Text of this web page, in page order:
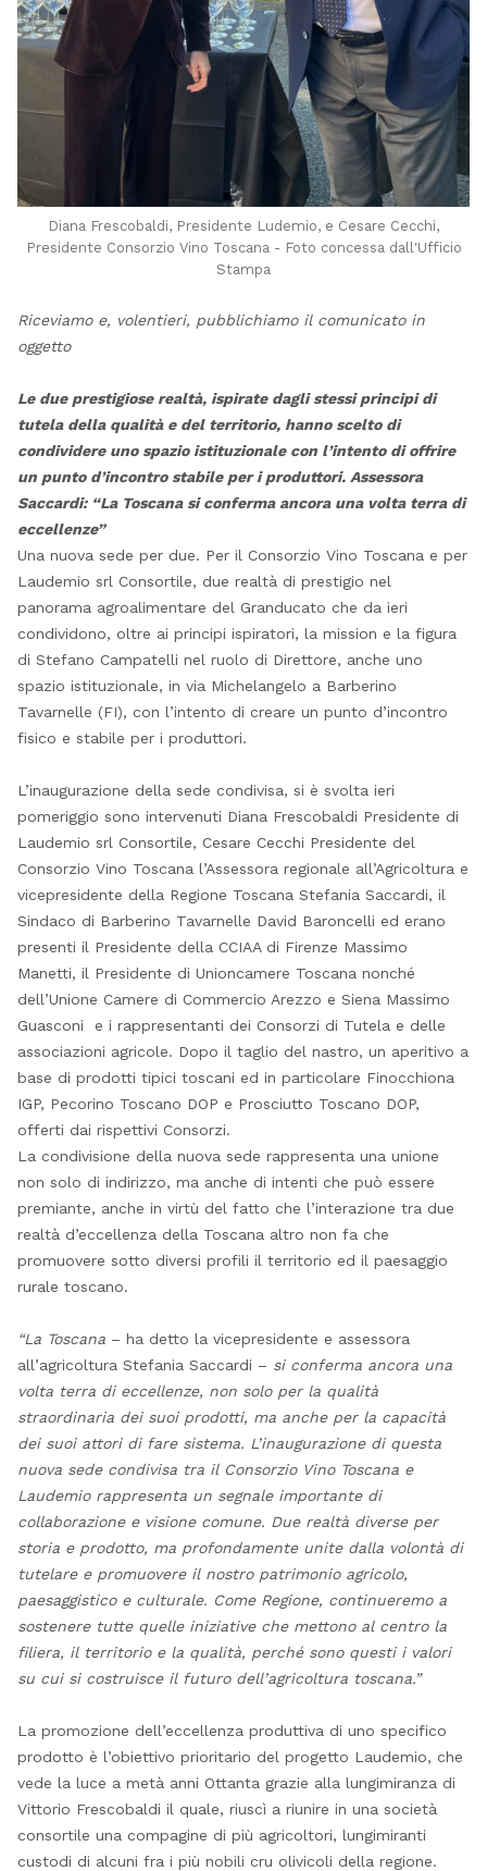
Diana Frescobaldi, Presidente Ludemio, e Cesare Cecchi,
Presidente Consorzio Vino Toscana - Foto concessa dall'Ufficio
Stampa
Riceviamo e, volentieri, pubblichiamo il comunicato in
oggetto
Le due prestigiose realtà, ispirate dagli stessi principi di
tutela della qualità e del territorio, hanno scelto di
condividere uno spazio istituzionale con l’intento di offrire
un punto d’incontro stabile per i produttori. Assessora
Saccardi: “La Toscana si conferma ancora una volta terra di
eccellenze”
Una nuova sede per due. Per il Consorzio Vino Toscana e per
Laudemio srl Consortile, due realtà di prestigio nel
panorama agroalimentare del Granducato che da ieri
condividono, oltre ai principi ispiratori, la mission e la figura
di Stefano Campatelli nel ruolo di Direttore, anche uno
spazio istituzionale, in via Michelangelo a Barberino
Tavarnelle (FI), con l’intento di creare un punto d’incontro
fisico e stabile per i produttori.
L’inaugurazione della sede condivisa, si è svolta ieri
pomeriggio sono intervenuti Diana Frescobaldi Presidente di
Laudemio srl Consortile, Cesare Cecchi Presidente del
Consorzio Vino Toscana l’Assessora regionale all’Agricoltura e
vicepresidente della Regione Toscana Stefania Saccardi, il
Sindaco di Barberino Tavarnelle David Baroncelli ed erano
presenti il Presidente della CCIAA di Firenze Massimo
Manetti, il Presidente di Unioncamere Toscana nonché
dell’Unione Camere di Commercio Arezzo e Siena Massimo
Guasconi e i rappresentanti dei Consorzi di Tutela e delle
associazioni agricole. Dopo il taglio del nastro, un aperitivo a
base di prodotti tipici toscani ed in particolare Finocchiona
IGP, Pecorino Toscano DOP e Prosciutto Toscano DOP,
offerti dai rispettivi Consorzi.
La condivisione della nuova sede rappresenta una unione
non solo di indirizzo, ma anche di intenti che può essere
premiante, anche in virtù del fatto che l’interazione tra due
realtà d’eccellenza della Toscana altro non fa che
promuovere sotto diversi profili il territorio ed il paesaggio
rurale toscano.
“La Toscana– ha detto la vicepresidente e assessora
all’agricoltura Stefania Saccardi – si conferma ancora una
volta terra di eccellenze, non solo per la qualità
straordinaria dei suoi prodotti, ma anche per la capacità
dei suoi attori di fare sistema. L’inaugurazione di questa
nuova sede condivisa tra il Consorzio Vino Toscana e
Laudemio rappresenta un segnale importante di
collaborazione e visione comune. Due realtà diverse per
storia e prodotto, ma profondamente unite dalla volontà di
tutelare e promuovere il nostro patrimonio agricolo,
paesaggistico e culturale. Come Regione, continueremo a
sostenere tutte quelle iniziative che mettono al centro la
filiera, il territorio e la qualità, perché sono questi i valori
su cui si costruisce il futuro dell’agricoltura toscana.”
La promozione dell’eccellenza produttiva di uno specifico
prodotto è l’obiettivo prioritario del progetto Laudemio, che
vede la luce a metà anni Ottanta grazie alla lungimiranza di
Vittorio Frescobaldi il quale, riuscì a riunire in una società
consortile una compagine di più agricoltori, lungimiranti
custodi di alcuni fra i più nobili cru olivicoli della regione.